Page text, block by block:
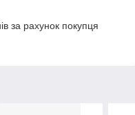
за рахунок покупця